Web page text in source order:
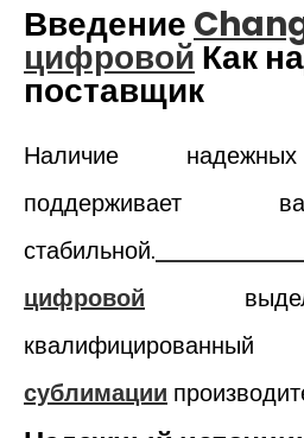
Введение
цифровой Как
поставщик
Наличие
поддерживает
стабильной.
цифровой
сублимации